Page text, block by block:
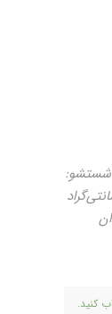
جیب مورب در جلو ارتفاع فاق: بلند (+30) نوع شستشو:
مشابه ماکزیمم دمای شستشو: 30 درجه سانتی‌گراد
کنید.